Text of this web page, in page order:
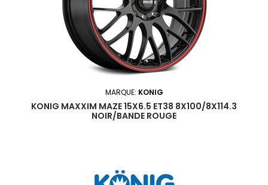
MARQUE: KONIG
KONIG MAXXIM MAZE 15X6.5 ET38 8X100/8X114.3
NOIR/BANDE ROUGE